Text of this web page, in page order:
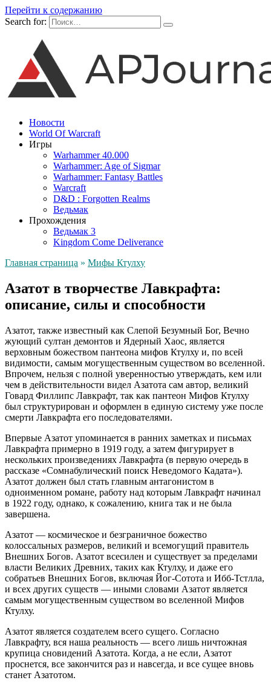
Перейти к содержанию
Search for:
Новости
World Of Warcraft
Игры
Warhammer 40.000
Warhammer: Age of Sigmar
Warhammer: Fantasy Battles
Warcraft
D&D : Forgotten Realms
Ведьмак
Прохождения
Ведьмак 3
Kingdom Come Deliverance
Главная страница » Мифы Ктулху
Азатот в творчестве Лавкрафта:
описание, силы и способности
Азатот, также известный как Слепой Безумный Бог, Вечно
жующий султан демонтов и Ядерный Хаос, является
верховным божеством пантеона мифов Ктулху и, по всей
видимости, самым могущественным существом во вселенной.
Впрочем, нельзя с полной уверенностью утверждать, кем или
чем в действительности видел Азатота сам автор, великий
Говард Филлипс Лавкрафт, так как пантеон Мифов Ктулху
был структурирован и оформлен в единую систему уже после
смерти Лавкрафта его последователями.
Впервые Азатот упоминается в ранних заметках и письмах
Лавкрафта примерно в 1919 году, а затем фигурирует в
нескольких произведениях Лавкрафта (в первую очередь в
рассказе «Сомнабулический поиск Неведомого Кадата»).
Азатот должен был стать главным антагонистом в
одноименном романе, работу над которым Лавкрафт начинал
в 1922 году, однако, к сожалению, книга так и не была
завершена.
Азатот — космическое и безграничное божество
колоссальных размеров, великий и всемогущий правитель
Внешних Богов. Азатот всесилен и существует за пределами
власти Великих Древних, таких как Ктулху, и даже его
собратьев Внешних Богов, включая Йог-Сотота и Ибб-Тстлла,
и всех других существ — иными словами Азатот является
самым могущественным существом во вселенной Мифов
Ктулху.
Азатот является создателем всего сущего. Согласно
Лавкрафту, вся наша реальность — всего лишь ничтожная
крупица сновидений Азатота. Когда, а не если, Азатот
проснется, все закончится раз и навсегда, и все сущее вновь
станет Азатотом.